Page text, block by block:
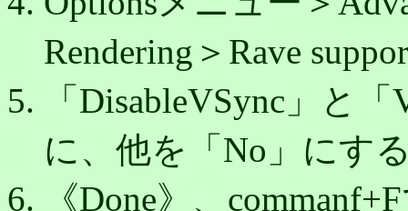
Rendering＞Rave
「DisableVSync」と
に、他を「No」にす
《Done》、